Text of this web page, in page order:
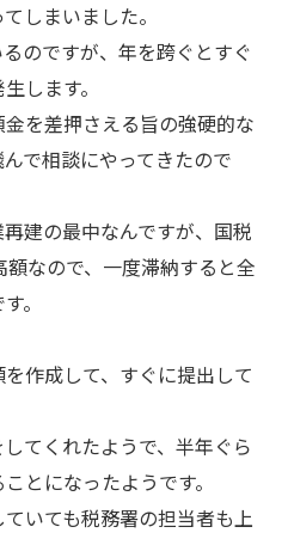
しまいました。
のですが、年を跨ぐとすぐ
します。
を差押さえる旨の強硬的な
で相談にやってきたので
建の最中なんですが、国税
なので、一度滞納すると全
。
作成して、すぐに提出して
てくれたようで、半年ぐら
とになったようです。
いても税務署の担当者も上